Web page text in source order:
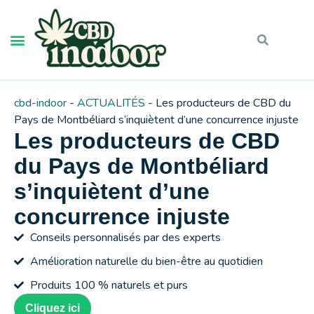
cbd-indoor - ACTUALITÉS - Les producteurs de CBD du
Pays de Montbéliard s’inquiètent d’une concurrence injuste
Les producteurs de CBD
du Pays de Montbéliard
s’inquiètent d’une
concurrence injuste
Conseils personnalisés par des experts
Amélioration naturelle du bien-être au quotidien
Produits 100 % naturels et purs
Cliquez ici